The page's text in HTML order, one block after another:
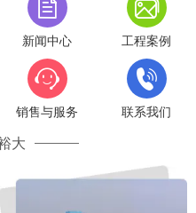
新闻中心 工程案例
销售与服务 联系我们
大